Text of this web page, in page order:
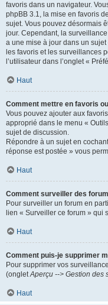
favoris dans un navigateur.
phpBB 3.1, la mise en favoris
sujet. Vous pouvez désormais
jour. Cependant, la
a une mise à jour dans un
les favoris et les surveillances
l’utilisateur dans l’onglet «
Haut
Comment mettre en favoris
Vous pouvez ajouter aux
approprié dans le menu «
sujet de discussion.
Répondre à un sujet en
réponse est postée » vous
Haut
Comment surveiller des
Pour surveiller un forum en
lien « Surveiller ce forum » qui
Haut
Comment puis-je supprimer
Pour supprimer vos
(ongletAperçu --> Gestion des
Haut